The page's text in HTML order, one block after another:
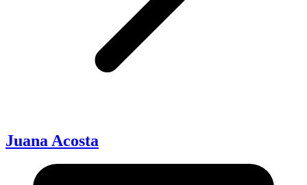
Juana Acosta